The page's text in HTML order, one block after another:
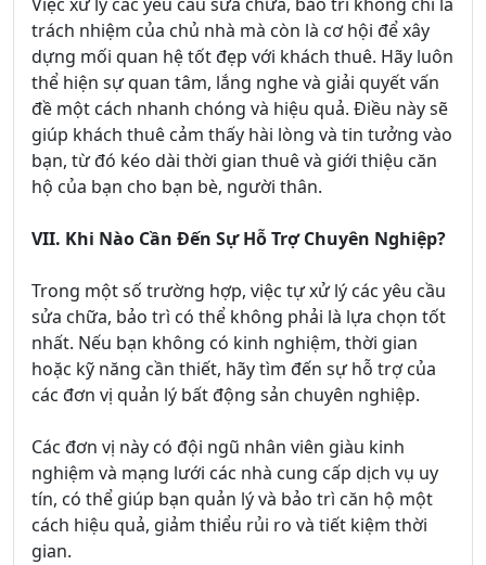
trách nhiệm của chủ nhà mà còn là cơ hội để xây
dựng mối quan hệ tốt đẹp với khách thuê. Hãy luôn
thể hiện sự quan tâm, lắng nghe và giải quyết vấn
đề một cách nhanh chóng và hiệu quả. Điều này sẽ
giúp khách thuê cảm thấy hài lòng và tin tưởng vào
bạn, từ đó kéo dài thời gian thuê và giới thiệu căn
hộ của bạn cho bạn bè, người thân.
VII. Khi Nào Cần Đến Sự Hỗ Trợ Chuyên Nghiệp?
Trong một số trường hợp, việc tự xử lý các yêu cầu
sửa chữa, bảo trì có thể không phải là lựa chọn tốt
nhất. Nếu bạn không có kinh nghiệm, thời gian
hoặc kỹ năng cần thiết, hãy tìm đến sự hỗ trợ của
các đơn vị quản lý bất động sản chuyên nghiệp.
Các đơn vị này có đội ngũ nhân viên giàu kinh
nghiệm và mạng lưới các nhà cung cấp dịch vụ uy
tín, có thể giúp bạn quản lý và bảo trì căn hộ một
cách hiệu quả, giảm thiểu rủi ro và tiết kiệm thời
gian.